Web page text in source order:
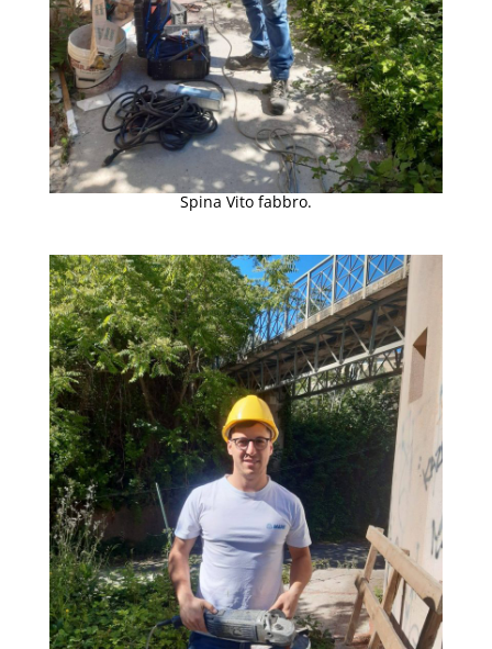
Spina Vito fabbro.